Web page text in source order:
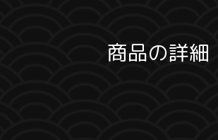
商品の詳細